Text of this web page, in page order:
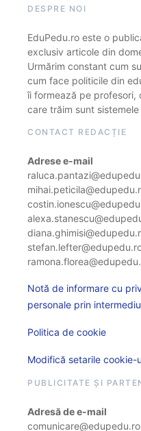
DESPRE NOI
EduPedu.ro este o
exclusiv articole din
Urmărim constant cum
cum face politicile din
îi formează pe profesori,
care trăim sunt
CONTACT REDACȚIE
Adrese e-mail
Notă de informare cu
personale prin
Politica de cookie
Modifică setarile cookie-
PUBLICITATE ȘI
Adresă de e-mail
comunicare@edupedu.ro